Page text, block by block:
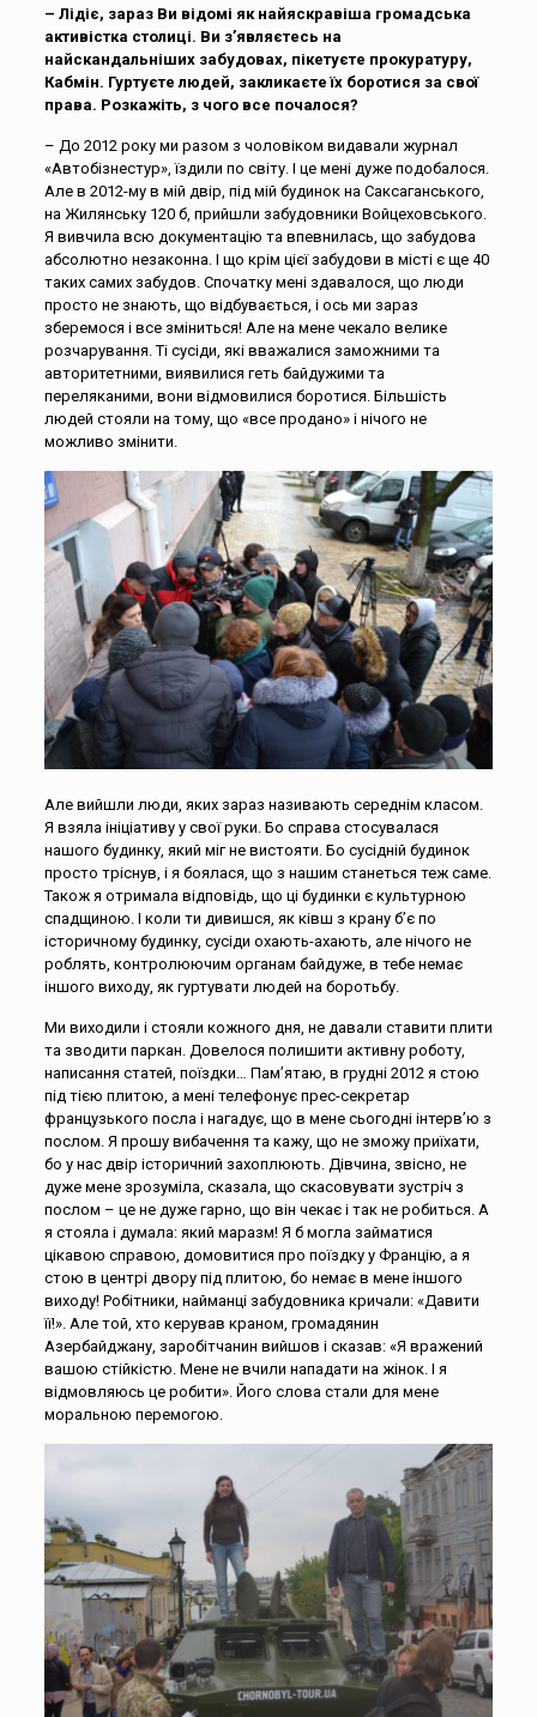
– Лідіє, зараз Ви відомі як найяскравіша громадська
активістка столиці. Ви з’являєтесь на
найскандальніших забудовах, пікетуєте прокуратуру,
Кабмін. Гуртуєте людей, закликаєте їх боротися за свої
права. Розкажіть, з чого все почалося?
– До 2012 року ми разом з чоловіком видавали журнал
«Автобізнестур», їздили по світу. І це мені дуже подобалося.
Але в 2012-му в мій двір, під мій будинок на Саксаганського,
на Жилянську 120 б, прийшли забудовники Войцеховського.
Я вивчила всю документацію та впевнилась, що забудова
абсолютно незаконна. І що крім цієї забудови в місті є ще 40
таких самих забудов. Спочатку мені здавалося, що люди
просто не знають, що відбувається, і ось ми зараз
зберемося і все зміниться! Але на мене чекало велике
розчарування. Ті сусіди, які вважалися заможними та
авторитетними, виявилися геть байдужими та
переляканими, вони відмовилися боротися. Більшість
людей стояли на тому, що «все продано» і нічого не
можливо змінити.
Але вийшли люди, яких зараз називають середнім класом.
Я взяла ініціативу у свої руки. Бо справа стосувалася
нашого будинку, який міг не вистояти. Бо сусідній будинок
просто тріснув, і я боялася, що з нашим станеться теж саме.
Також я отримала відповідь, що ці будинки є культурною
спадщиною. І коли ти дивишся, як ківш з крану б’є по
історичному будинку, сусіди охають-ахають, але нічого не
роблять, контролюючим органам байдуже, в тебе немає
іншого виходу, як гуртувати людей на боротьбу.
Ми виходили і стояли кожного дня, не давали ставити плити
та зводити паркан. Довелося полишити активну роботу,
написання статей, поїздки… Пам’ятаю, в грудні 2012 я стою
під тією плитою, а мені телефонує прес-секретар
французького посла і нагадує, що в мене сьогодні інтерв’ю з
послом. Я прошу вибачення та кажу, що не зможу приїхати,
бо у нас двір історичний захоплюють. Дівчина, звісно, не
дуже мене зрозуміла, сказала, що скасовувати зустріч з
послом – це не дуже гарно, що він чекає і так не робиться. А
я стояла і думала: який маразм! Я б могла займатися
цікавою справою, домовитися про поїздку у Францію, а я
стою в центрі двору під плитою, бо немає в мене іншого
виходу! Робітники, найманці забудовника кричали: «Давити
її!». Але той, хто керував краном, громадянин
Азербайджану, заробітчанин вийшов і сказав: «Я вражений
вашою стійкістю. Мене не вчили нападати на жінок. І я
відмовляюсь це робити». Його слова стали для мене
моральною перемогою.